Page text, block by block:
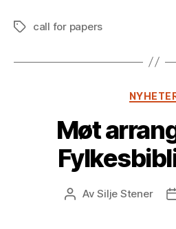
Stikkordcall for papers
Møt
Innleggsforfatter
AvSilje Stener